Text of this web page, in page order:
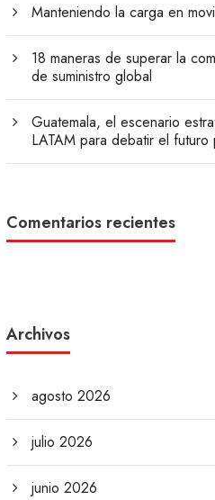
Manteniendo la carga en
18 maneras de superar la
de suministro global
Guatemala, el escenario
LATAM para debatir el futuro
Comentarios recientes
Archivos
agosto 2026
julio 2026
junio 2026